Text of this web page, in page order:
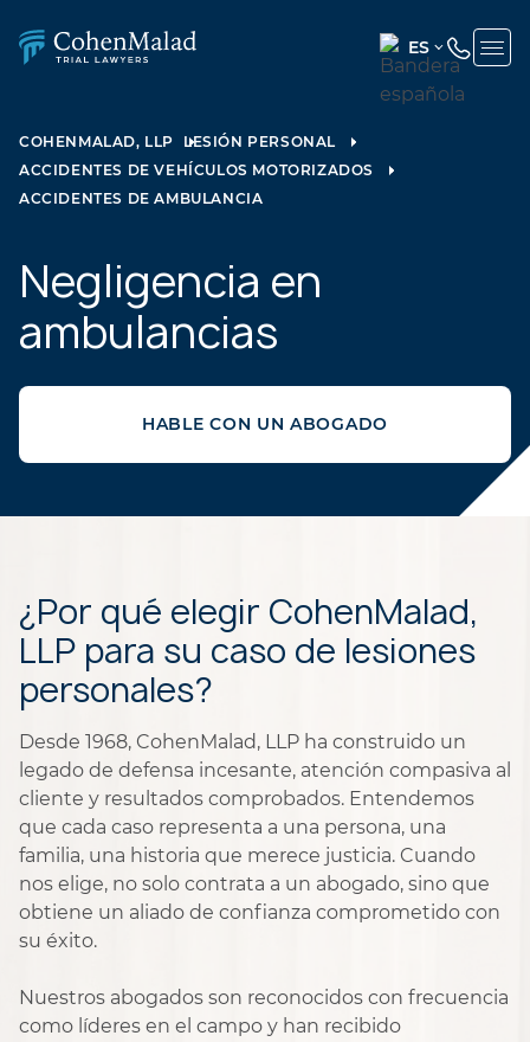
ES
ENGLISH
COHENMALAD, LLP
LESIÓN PERSONAL
ACCIDENTES DE VEHÍCULOS MOTORIZADOS
ACCIDENTES DE AMBULANCIA
Negligencia en
ambulancias
HABLE CON UN ABOGADO
¿Por qué elegir CohenMalad,
LLP para su caso de lesiones
personales?
Desde 1968, CohenMalad, LLP ha construido un
legado de defensa incesante, atención compasiva al
cliente y resultados comprobados. Entendemos
que cada caso representa a una persona, una
familia, una historia que merece justicia. Cuando
nos elige, no solo contrata a un abogado, sino que
obtiene un aliado de confianza comprometido con
su éxito.
Nuestros abogados son reconocidos con frecuencia
como líderes en el campo y han recibido